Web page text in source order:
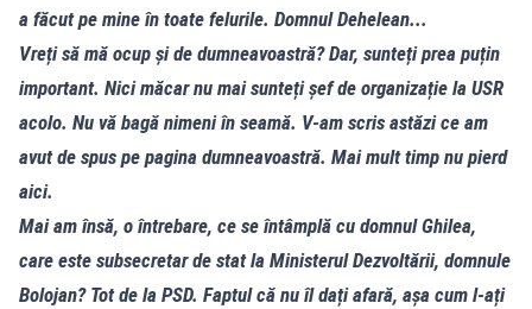
a făcut pe mine în toate felurile. Domnul Dehelean...
Vreți să mă ocup și de dumneavoastră? Dar, sunteți prea puțin
important. Nici măcar nu mai sunteți șef de organizație la USR
acolo. Nu vă bagă nimeni în seamă. V-am scris astăzi ce am
avut de spus pe pagina dumneavoastră. Mai mult timp nu pierd
aici.
Mai am însă, o întrebare, ce se întâmplă cu domnul Ghilea,
care este subsecretar de stat la Ministerul Dezvoltării, domnule
Bolojan? Tot de la PSD. Faptul că nu îl dați afară, așa cum l-ați